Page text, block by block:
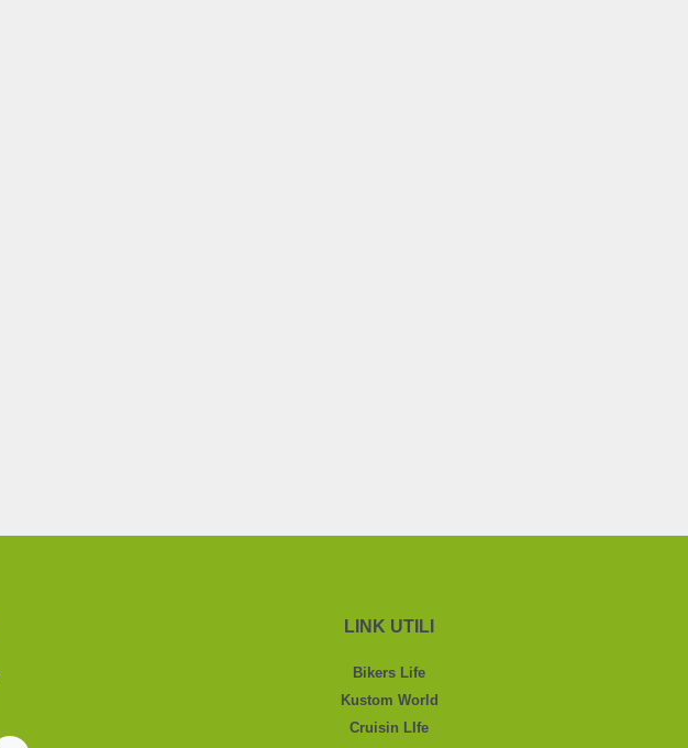
LINK UTILI
Bikers Life
Kustom World
Cruisin LIfe